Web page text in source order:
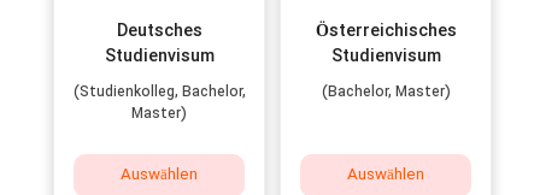
Deutsches
Studienvisum
(Studienkolleg, Bachelor,
Master)
Auswählen
Österreichisches
Studienvisum
(Bachelor, Master)
Auswählen